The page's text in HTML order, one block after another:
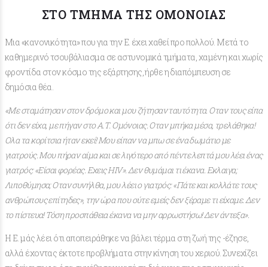
ΣΤΟ ΤΜΉΜΑ ΤΗΣ ΟΜΌΝΟΙΑΣ
Μια «κανονικότητα» που για την Ε. έχει χαθεί προ πολλού. Μετά το
καθημερινό τσουβάλιασμα σε αστυνομικά τμήματα, χαμένη και χωρίς
φροντίδα στον κόσμο της εξάρτησης, ήρθε η διαπόμπευση σε
δημόσια θέα.
«Με σταμάτησαν στον δρόμο και μου ζήτησαν ταυτότητα. Οταν τους είπα
ότι δεν είχα, με πήγαν στο Α.Τ. Ομόνοιας. Οταν μπήκα μέσα, τρελάθηκα!
Ολα τα κορίτσια ήταν εκεί! Μου είπαν να μπω σε ένα δωμάτιο με
γιατρούς. Μου πήραν αίμα και σε λιγότερο από πέντε λεπτά μου λέει ένας
γιατρός: «Είσαι φορέας. Εχεις HIV». Δεν θυμάμαι τι έκανα. Εκλαιγα;
Λιποθύμησα; Οταν συνήλθα, μου λέει ο γιατρός: «Πάτε και κολλάτε τους
ανθρώπους επίτηδες», την ώρα που ούτε εμείς δεν ξέραμε τι είχαμε. Δεν
το πίστευα! Τόση προσπάθεια έκανα να μην αρρωστήσω! Δεν άντεξα».
Η Ε. μάς λέει ότι αποπειράθηκε να βάλει τέρμα στη ζωή της -έζησε,
αλλά έχοντας έκτοτε προβλήματα στην κίνηση του χεριού. Συνεχίζει